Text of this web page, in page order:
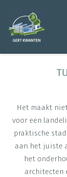
Het maakt
voor een
praktische
aan het juiste
het
architecten